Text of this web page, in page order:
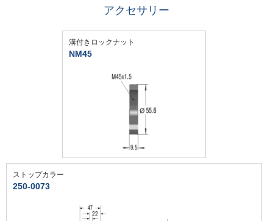
アクセサリー
溝付きロックナット
NM45
ストップカラー
250-0073